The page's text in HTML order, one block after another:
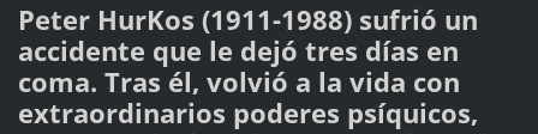
Peter HurKos (1911-1988) sufrió un
accidente que le dejó tres días en
coma. Tras él, volvió a la vida con
extraordinarios poderes psíquicos,